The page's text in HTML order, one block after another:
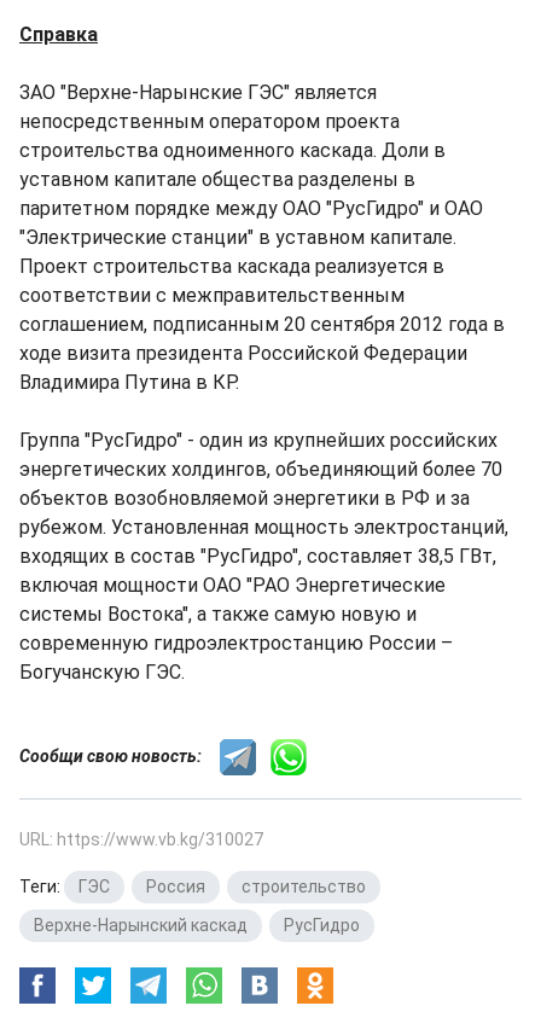
Справка
ЗАО "Верхне-Нарынские ГЭС" является
непосредственным оператором проекта
строительства одноименного каскада. Доли в
уставном капитале общества разделены в
паритетном порядке между ОАО "РусГидро" и ОАО
"Электрические станции" в уставном капитале.
Проект строительства каскада реализуется в
соответствии с межправительственным
соглашением, подписанным 20 сентября 2012 года в
ходе визита президента Российской Федерации
Владимира Путина в КР.
Группа "РусГидро" - один из крупнейших российских
энергетических холдингов, объединяющий более 70
объектов возобновляемой энергетики в РФ и за
рубежом. Установленная мощность электростанций,
входящих в состав "РусГидро", составляет 38,5 ГВт,
включая мощности ОАО "РАО Энергетические
системы Востока", а также самую новую и
современную гидроэлектростанцию России –
Богучанскую ГЭС.
Сообщи свою новость:
URL: https://www.vb.kg/310027
Теги: ГЭС Россия строительство
Верхне-Нарынский каскад
РусГидро